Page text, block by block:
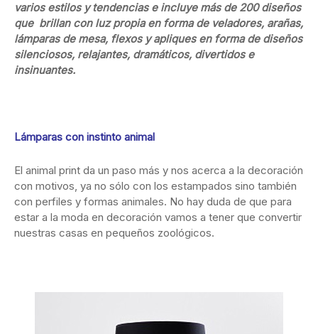
varios estilos y tendencias e incluye más de 200 diseños
que brillan con luz propia en forma de veladores, arañas,
lámparas de mesa, flexos y apliques en forma de diseños
silenciosos, relajantes, dramáticos, divertidos e
insinuantes.
Lámparas con instinto animal
El animal print da un paso más y nos acerca a la decoración
con motivos, ya no sólo con los estampados sino también
con perfiles y formas animales. No hay duda de que para
estar a la moda en decoración vamos a tener que convertir
nuestras casas en pequeños zoológicos.